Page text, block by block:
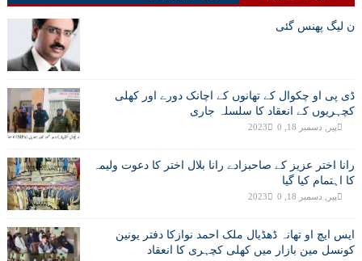
ن لیگ پھنس گئی
ڈی پی او چکوال کے تھانوں کے اچانک دورے اور کھلی
کچہریوں کے انعقاد کا سلسلہ جاری
پیر, دسمبر 18, 2023 0
رانا اختر عزیز کے صاحبزادے رانا بلال اختر کا دعوت ولیمہ
کا اہتمام کیا گیا
پیر, دسمبر 18, 2023 0
ایس ایچ او تھانہ ڈھڈیال ملک احمد نوازکا دفتر یونین
کونسل مین بازار میں کھلی کچہری کا انعقاد